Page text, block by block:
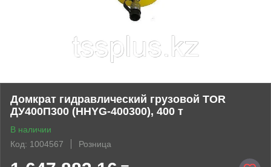
Домкрат гидравлический грузовой TOR
ДУ400П300 (HHYG-400300), 400 т
В наличии
Код: 1004567
Розница